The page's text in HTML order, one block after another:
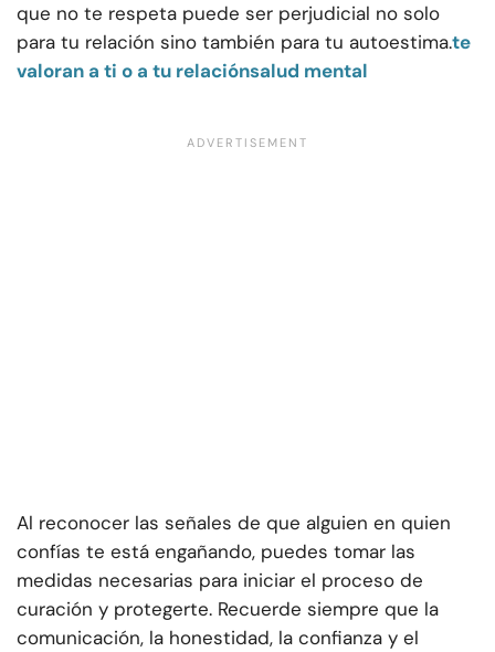
que no te respeta puede ser perjudicial no solo
para tu relación sino también para tu autoestima.te
valoran a ti o a tu relaciónsalud mental
Al reconocer las señales de que alguien en quien
confías te está engañando, puedes tomar las
medidas necesarias para iniciar el proceso de
curación y protegerte. Recuerde siempre que la
comunicación, la honestidad, la confianza y el